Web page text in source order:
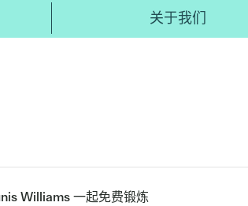
关于我们
Williams 一起免费锻炼